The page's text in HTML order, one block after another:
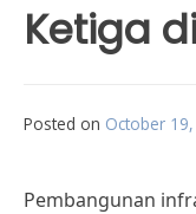
Ketiga
Posted on October
Pembangunan